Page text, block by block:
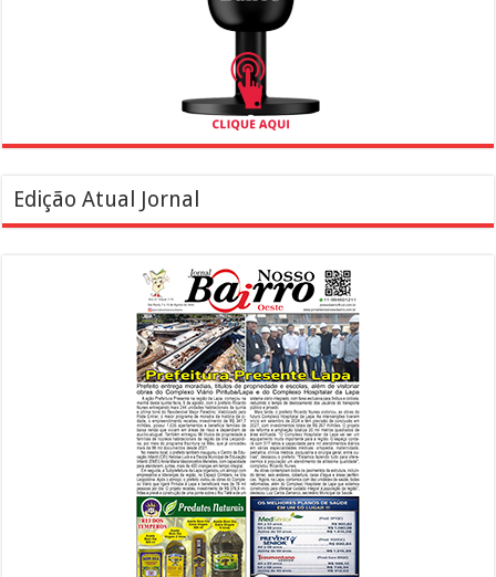
Edição Atual Jornal